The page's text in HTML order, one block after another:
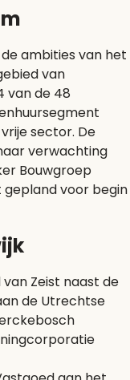
ambities van het
van
van de 48
sector. De
verwachting
Bouwgroep
gepland voor begin
Zeist naast de
de Utrechtse